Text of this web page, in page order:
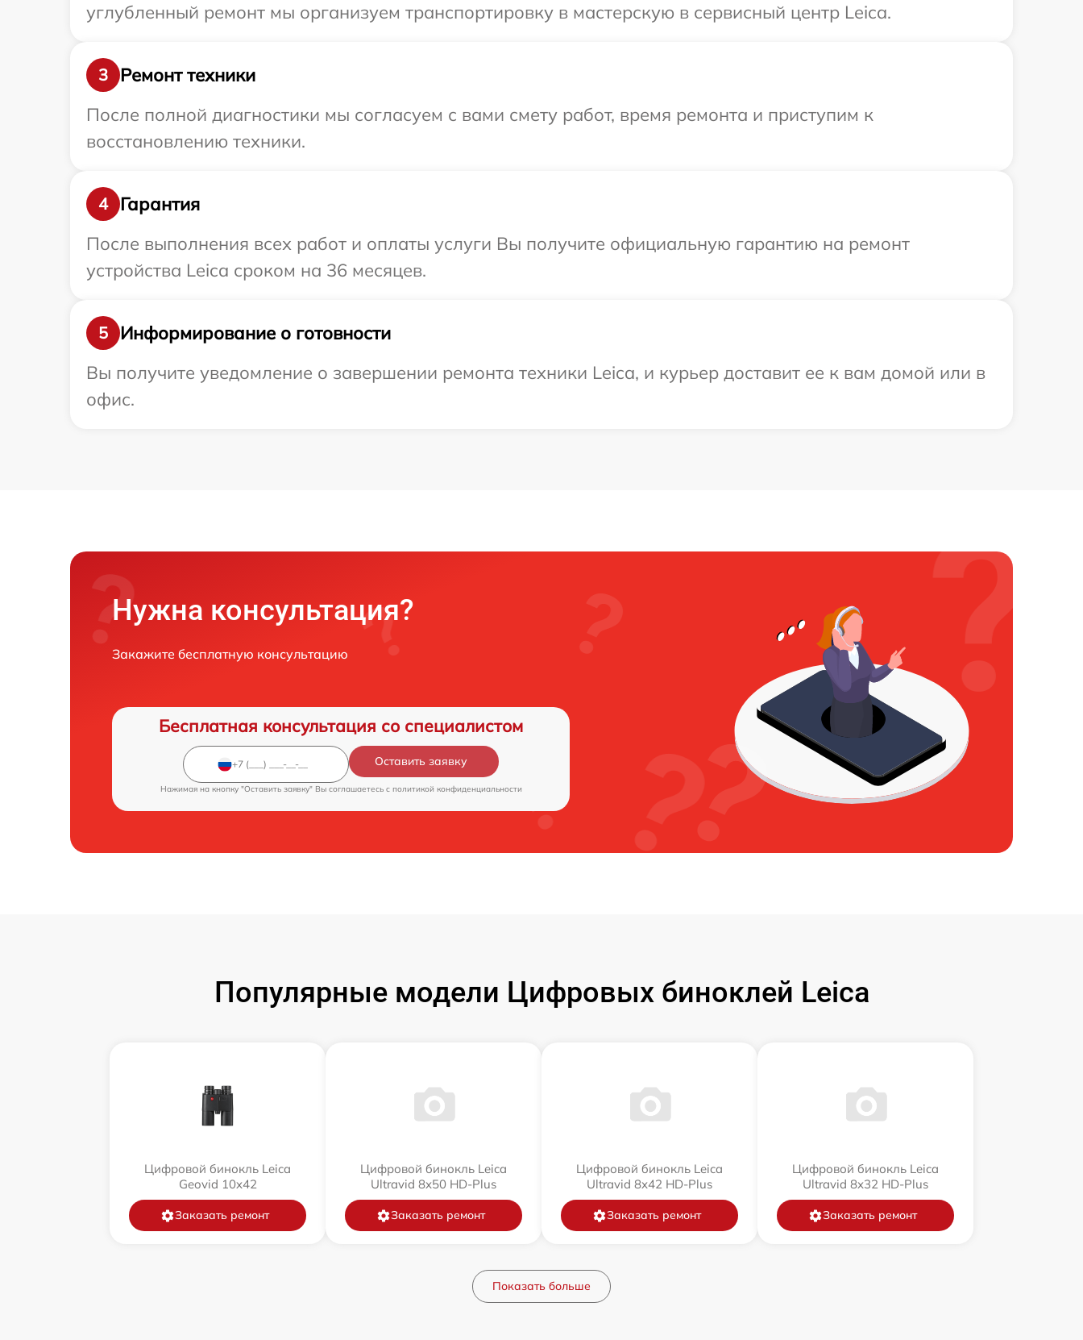
углубленный ремонт мы организуем транспортировку в мастерскую в сервисный центр Leica.
3
Ремонт техники
После полной диагностики мы согласуем с вами смету работ, время ремонта и приступим к
восстановлению техники.
4
Гарантия
После выполнения всех работ и оплаты услуги Вы получите официальную гарантию на ремонт
устройства Leica сроком на 36 месяцев.
5
Информирование о готовности
Вы получите уведомление о завершении ремонта техники Leica, и курьер доставит ее к вам домой или в
офис.
Нужна консультация?
Закажите бесплатную консультацию
Бесплатная консультация со специалистом
Оставить заявку
Нажимая на кнопку "Оставить заявку" Вы соглашаетесь c политикой конфиденциальности
Популярные модели Цифровых биноклей Leica
Цифровой бинокль Leica
Geovid 10x42
Заказать ремонт
Цифровой бинокль Leica
Ultravid 8x50 HD-Plus
Заказать ремонт
Цифровой бинокль Leica
Ultravid 8x42 HD-Plus
Заказать ремонт
Цифровой бинокль Leica
Ultravid 8x32 HD-Plus
Заказать ремонт
Показать больше